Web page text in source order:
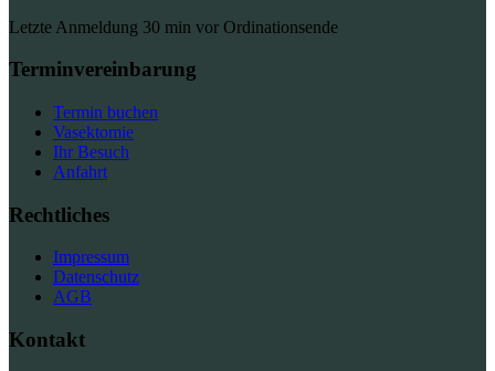
Letzte Anmeldung 30 min vor Ordinationsende
Terminvereinbarung
Termin buchen
Vasektomie
Ihr Besuch
Anfahrt
Rechtliches
Impressum
Datenschutz
AGB
Kontakt